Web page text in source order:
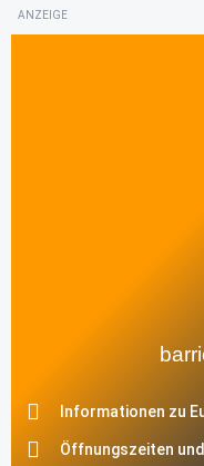
ANZEIGE
Informationen zu
Öffnungszeiten